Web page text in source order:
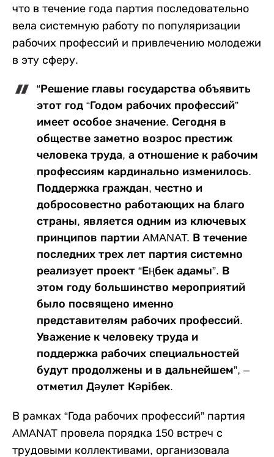
что в течение года партия последовательно
вела системную работу по популяризации
рабочих профессий и привлечению молодежи
в эту сферу.
“Решение главы государства объявить
этот год “Годом рабочих профессий”
имеет особое значение. Сегодня в
обществе заметно возрос престиж
человека труда, а отношение к рабочим
профессиям кардинально изменилось.
Поддержка граждан, честно и
добросовестно работающих на благо
страны, является одним из ключевых
принципов партии AMANAT. В течение
последних трех лет партия системно
реализует проект “Еңбек адамы”. В
этом году большинство мероприятий
было посвящено именно
представителям рабочих профессий.
Уважение к человеку труда и
поддержка рабочих специальностей
будут продолжены и в дальнейшем”, –
отметил Дәулет Кәрібек.
В рамках “Года рабочих профессий” партия
AMANAT провела порядка 150 встреч с
трудовыми коллективами, организовала